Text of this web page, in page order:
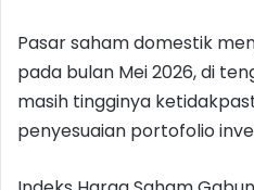
Pasar saham domestik
pada bulan Mei 2026, di
masih tingginya
penyesuaian portofolio